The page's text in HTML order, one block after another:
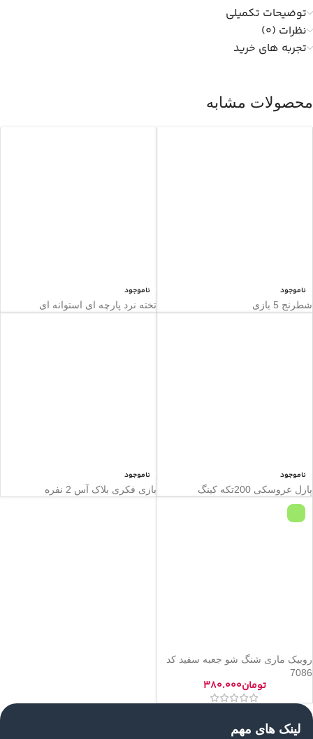
توضیحات تکمیلی
نظرات (0)
تجربه های خرید
محصولات مشابه
ناموجود
شطرنج 5 بازی
ناموجود
تخته نرد پارچه ای استوانه ای
ناموجود
پازل عروسکی 200تکه کینگ
ناموجود
بازی فکری بلاک آس 2 نفره
روبیک ماری شنگ شو جعبه سفید کد
7086
تومان۳۸۰.۰۰۰
لینک های مهم